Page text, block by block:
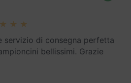
servizio di consegna perfetta
bellissimi. Grazie